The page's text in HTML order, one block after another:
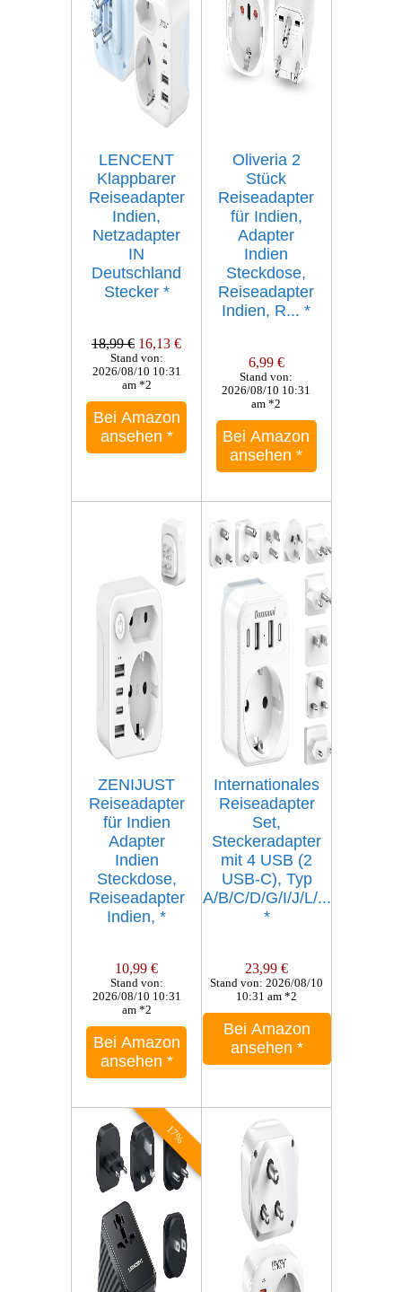
LENCENT
Klappbarer
Reiseadapter
Indien,
Netzadapter
IN
Deutschland
Stecker *
18,99 € 16,13 €
Stand von:
2026/08/10 10:31
am *2
Bei Amazon
ansehen *
Oliveria 2
Stück
Reiseadapter
für Indien,
Adapter
Indien
Steckdose,
Reiseadapter
Indien, R...*
6,99 €
Stand von:
2026/08/10 10:31
am *2
Bei Amazon
ansehen*
ZENIJUST
Reiseadapter
für Indien
Adapter
Indien
Steckdose,
Reiseadapter
Indien, *
10,99 €
Stand von:
2026/08/10 10:31
am *2
Bei Amazon
ansehen *
Internationales
Reiseadapter
Set,
Steckeradapter
mit 4 USB (2
USB-C), Typ
A/B/C/D/G/I/J/L/...
*
23,99 €
Stand von: 2026/08/10
10:31 am *2
Bei Amazon
ansehen *
17%